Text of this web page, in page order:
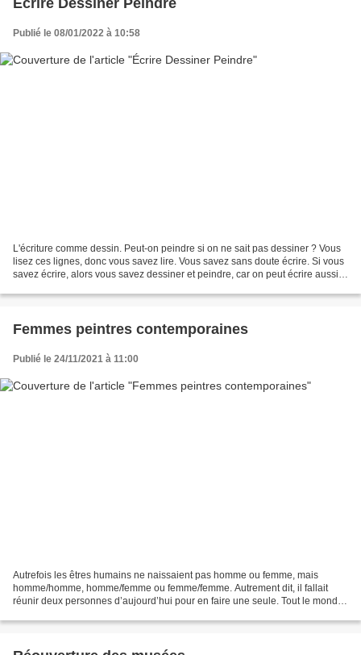
Publié le 08/01/2022 à 10:58
L'écriture comme dessin. Peut-on peindre si on ne sait pas dessiner ? Vous
lisez ces lignes, donc vous savez lire. Vous savez sans doute écrire. Si vous
savez écrire, alors vous savez dessiner et peindre, car on peut écrire aussi
Femmes peintres contemporaines
Publié le 24/11/2021 à 11:00
Autrefois les êtres humains ne naissaient pas homme ou femme, mais
homme/homme, homme/femme ou femme/femme. Autrement dit, il fallait
réunir deux personnes d’aujourd’hui pour en faire une seule. Tout le monde